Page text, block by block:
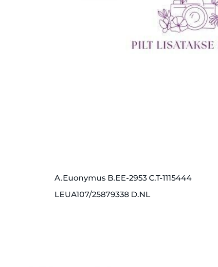
A.Euonymus B.EE-2953 C.T-1115444
LEUA107/25879338 D.NL